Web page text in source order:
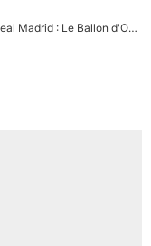
Coup de théâtre en Espagne, Rodri va trahir le Real Madrid : Le Ballon d'Or a choisi de signer au FC Barcelone !